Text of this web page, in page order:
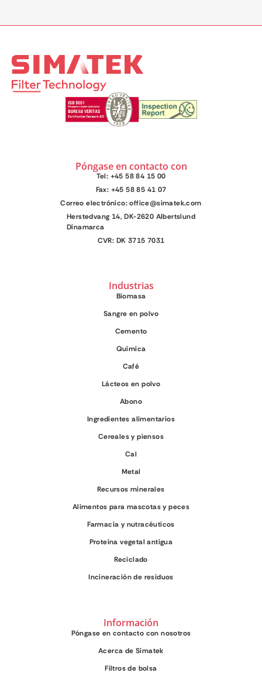
Póngase en contacto con
Tel: +45 58 84 15 00
Fax: +45 58 85 41 07
Correo electrónico: office@simatek.com
Herstedvang 14, DK-2620 Albertslund
Dinamarca
CVR: DK 3715 7031
Industrias
Biomasa
Sangre en polvo
Cemento
Química
Café
Lácteos en polvo
Abono
Ingredientes alimentarios
Cereales y piensos
Cal
Metal
Recursos minerales
Alimentos para mascotas y peces
Farmacia y nutracéuticos
Proteína vegetal antigua
Reciclado
Incineración de residuos
Información
Póngase en contacto con nosotros
Acerca de Simatek
Filtros de bolsa